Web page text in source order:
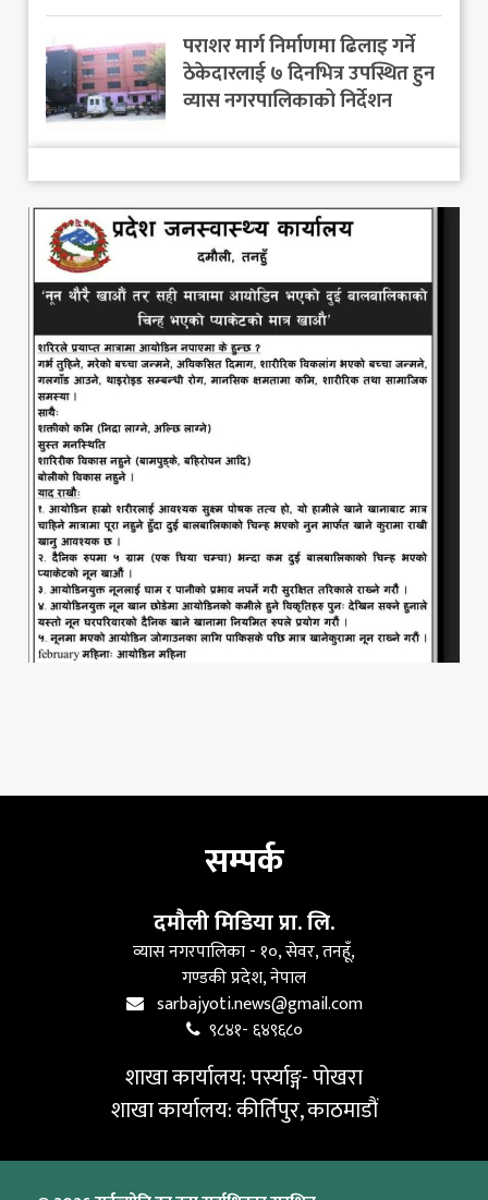
पराशर मार्ग निर्माणमा ढिलाइ गर्ने
ठेकेदारलाई ७ दिनभित्र उपस्थित हुन
व्यास नगरपालिकाको निर्देशन
सम्पर्क
दमौली मिडिया प्रा. लि.
व्यास नगरपालिका - १०, सेवर, तनहूँ,
गण्डकी प्रदेश, नेपाल
sarbajyoti.news@gmail.com
९८४१- ६४९६८०
शाखा कार्यालय: पर्स्याङ्ग- पोखरा
शाखा कार्यालय: कीर्तिपुर, काठमाडौं